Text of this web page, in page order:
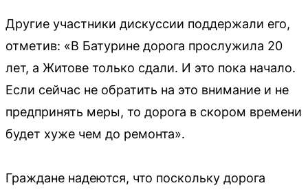
Другие участники дискуссии поддержали его,
отметив: «В Батурине дорога прослужила 20
лет, а Житове только сдали. И это пока начало.
Если сейчас не обратить на это внимание и не
предпринять меры, то дорога в скором времени
будет хуже чем до ремонта».
Граждане надеются, что поскольку дорога